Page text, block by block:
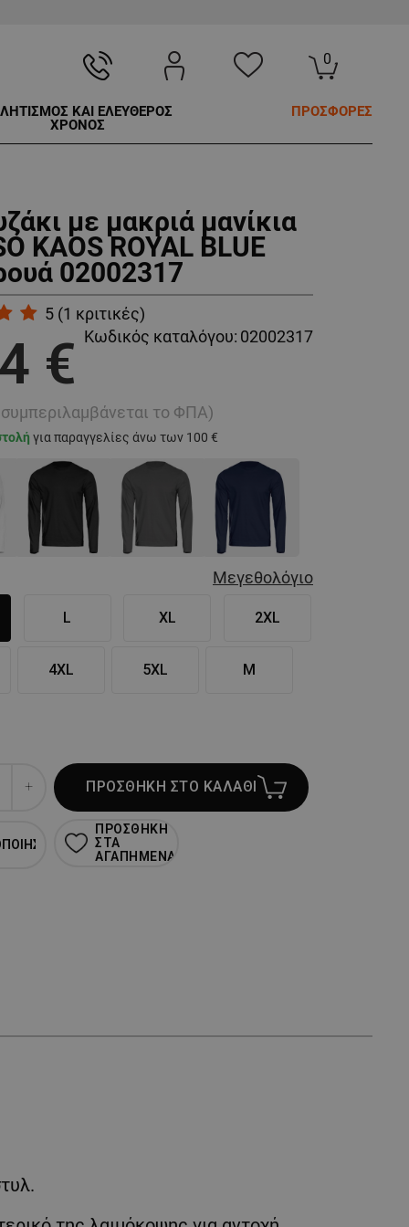
0
ΚΑΙ ΕΛΕΥΘΕΡΟΣ
ΧΡΟΝΟΣ
ΠΡΟΣΦΟΡΕΣ
με μακριά μανίκια
KAOS ROYAL BLUE
02002317
5 (1 κριτικές)
Κωδικός καταλόγου: 02002317
€
συμπεριλαμβάνεται το ΦΠΑ)
για παραγγελίες άνω των 100 €
Μεγεθολόγιο
L XL 2XL
4XL 5XL M
ΠΡΟΣΘΗΚΗ ΣΤΟ ΚΑΛΑΘΙ
ΠΡΟΣΘΗΚΗ
ΣΤΑ
ΑΓΑΠΗΜΕΝΑ